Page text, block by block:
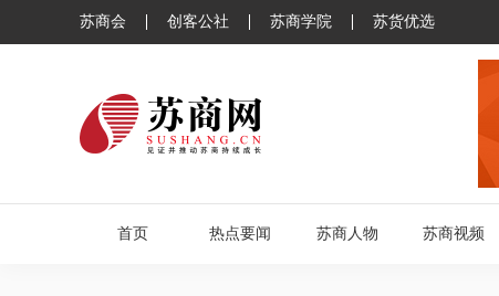
苏商会 创客公社 苏商学院 苏货优选
首页 热点要闻 苏商人物 苏商视频